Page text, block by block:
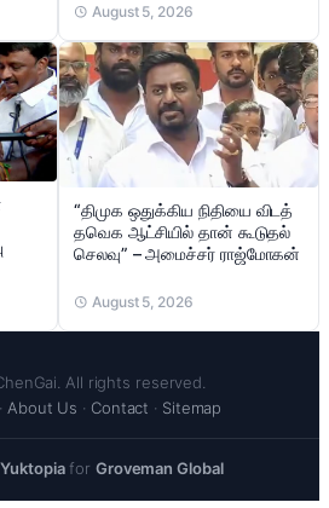
August 5, 2026
“திமுக ஒதுக்கிய நிதியை விடத்
தவெக ஆட்சியில் தான் கூடுதல்
செலவு” – அமைச்சர் ராஜ்மோகன்
August 5, 2026
All rights reserved.
· About Us · Contact · Sitemap
Yuktopiafor Groveman Global